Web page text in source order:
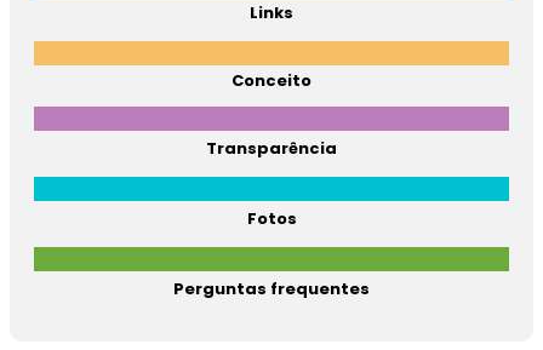
Links
Conceito
Transparência
Fotos
Perguntas frequentes